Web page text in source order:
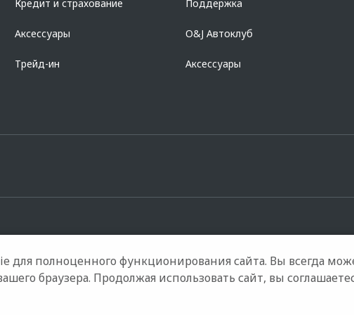
Кредит и страхование
Аксессуары
Трейд-ин
Поддержка
O&J Автоклуб
Аксессуары
модели Контакты Правовая информация
для полноценного функционирования сайта. Вы всегда
браузера. Продолжая использовать сайт, вы